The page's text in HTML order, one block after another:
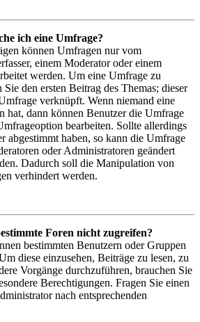
ich eine Umfrage?
können Umfragen nur vom
einem Moderator oder einem
werden. Um eine Umfrage zu
Sie den ersten Beitrag des Themas; dieser
verknüpft. Wenn niemand eine
hat, dann können Benutzer die Umfrage
bearbeiten. Sollte allerdings
abgestimmt haben, so kann die Umfrage
oder Administratoren geändert
Dadurch soll die Manipulation von
verhindert werden.
Foren nicht zugreifen?
bestimmten Benutzern oder Gruppen
diese einzusehen, Beiträge zu lesen, zu
Vorgänge durchzuführen, brauchen Sie
Berechtigungen. Fragen Sie einen
nach entsprechenden